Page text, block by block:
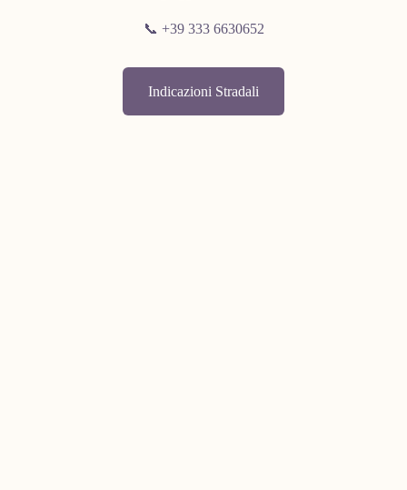
📞 +39 333 6630652
Indicazioni Stradali